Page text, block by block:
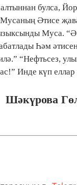
булса,
Мусаның Әтисе
Муса.
Һәм
“Нефтьсез,
Инде күп
Шәкүрова